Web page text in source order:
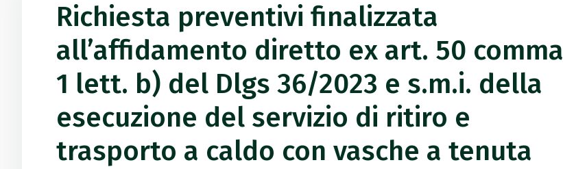
Richiesta preventivi finalizzata
all’affidamento diretto ex art. 50 comma
1 lett. b) del Dlgs 36/2023 e s.m.i. della
esecuzione del servizio di ritiro e
trasporto a caldo con vasche a tenuta